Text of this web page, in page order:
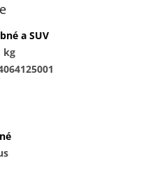
a SUV
kg